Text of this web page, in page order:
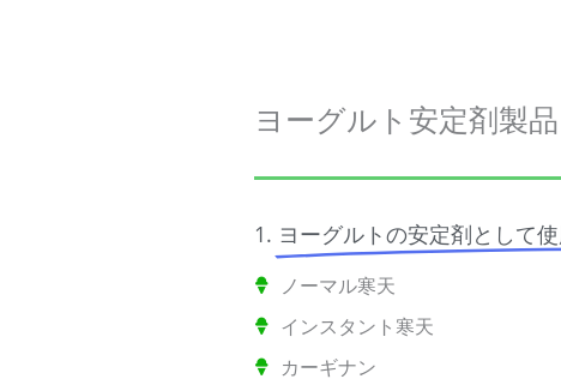
ヨーグルト安定剤製品
1. ヨーグルトの安定剤として
ノーマル寒天
インスタント寒天
カーギナン